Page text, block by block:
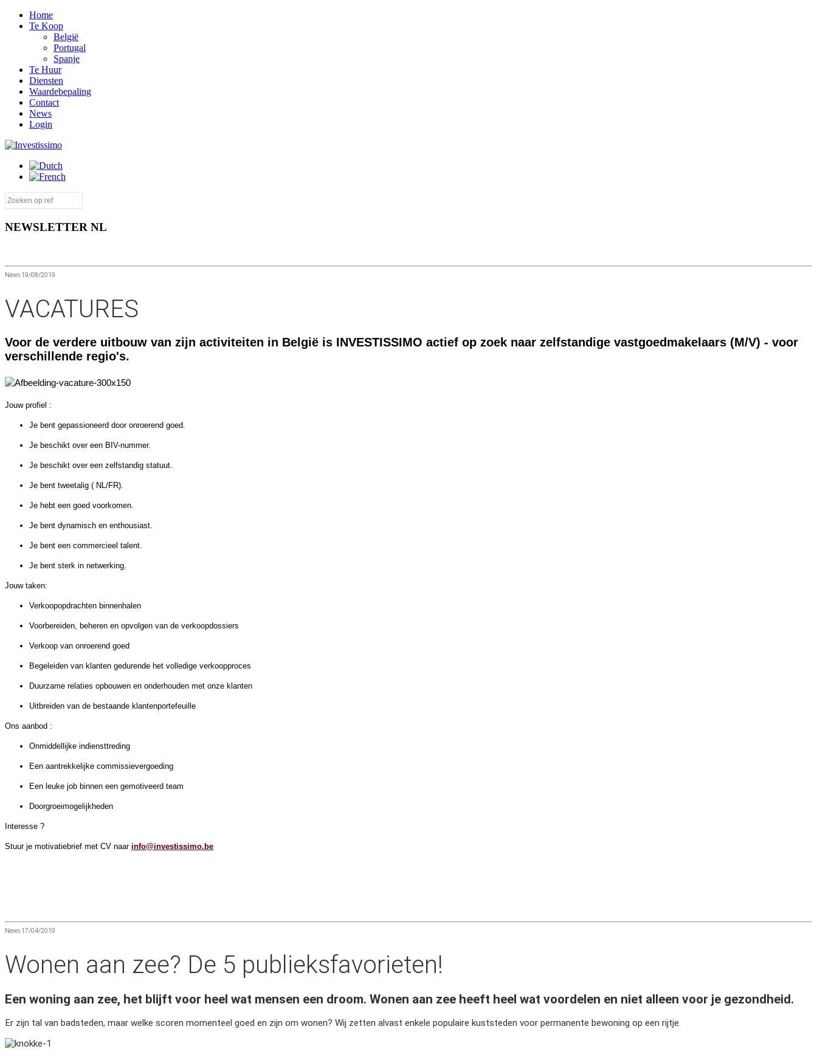
Home
Te Koop
België
Portugal
Spanje
Te Huur
Diensten
Waardebepaling
Contact
News
Login
NEWSLETTER NL
News 19/08/2019
VACATURES
Voor de verdere uitbouw van zijn activiteiten in België is INVESTISSIMO actief op zoek naar zelfstandige vastgoedmakelaars (M/V) - voor
verschillende regio's.
Jouw profiel :
Je bent gepassioneerd door onroerend goed.
Je beschikt over een BIV-nummer.
Je beschikt over een zelfstandig statuut.
Je bent tweetalig ( NL/FR).
Je hebt een goed voorkomen.
Je bent dynamisch en enthousiast.
Je bent een commercieel talent.
Je bent sterk in netwerking.
Jouw taken:
Verkoopopdrachten binnenhalen
Voorbereiden, beheren en opvolgen van de verkoopdossiers
Verkoop van onroerend goed
Begeleiden van klanten gedurende het volledige verkoopproces
Duurzame relaties opbouwen en onderhouden met onze klanten
Uitbreiden van de bestaande klantenportefeuille
Ons aanbod :
Onmiddellijke indiensttreding
Een aantrekkelijke commissievergoeding
Een leuke job binnen een gemotiveerd team
Doorgroeimogelijkheden
Interesse ?
Stuur je motivatiebrief met CV naar info@investissimo.be
News 17/04/2019
Wonen aan zee? De 5 publieksfavorieten!
Een woning aan zee, het blijft voor heel wat mensen een droom. Wonen aan zee heeft heel wat voordelen en niet alleen voor je gezondheid.
Er zijn tal van badsteden, maar welke scoren momenteel goed en zijn om wonen? Wij zetten alvast enkele populaire kuststeden voor permanente bewoning op een rijtje.